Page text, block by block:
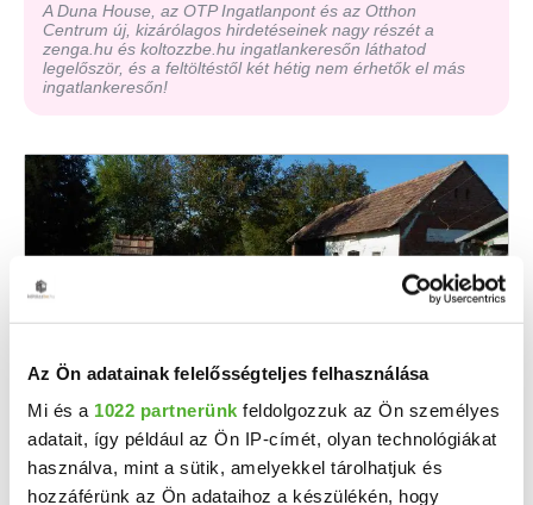
Az Ön adatainak felelősségteljes felhasználása
Mi és a 1022 partnerünk feldolgozzuk az Ön személyes
adatait, így például az Ön IP-címét, olyan technológiákat
használva, mint a sütik, amelyekkel tárolhatjuk és
hozzáférünk az Ön adataihoz a készülékén, hogy
A Duna House, az OTP Ingatlanpont és az Otthon
Centrum új, kizárólagos hirdetéseinek nagy részét a
zenga.hu és koltozzbe.hu ingatlankeresőn láthatod
legelőször, és a feltöltéstől két hétig nem érhetők el más
ingatlankeresőn!
7 M Ft 102 941 Ft/m 2
Csököly - Eladó családi ház